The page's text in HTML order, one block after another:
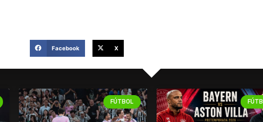
Facebook X
FÚTBOL